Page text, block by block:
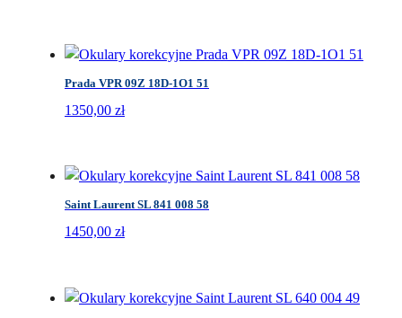
Prada VPR 09Z 18D-1O1 51
1350,00 zł
Saint Laurent SL 841 008 58
1450,00 zł